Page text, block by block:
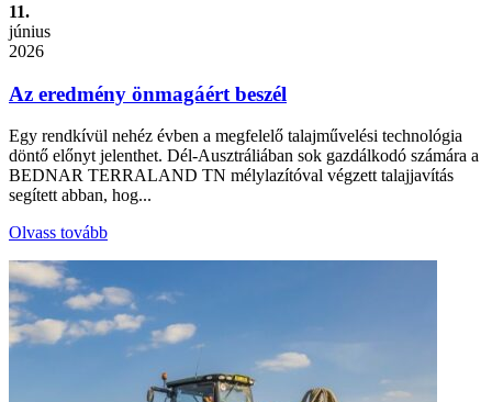
11.
június
2026
Az eredmény önmagáért beszél
Egy rendkívül nehéz évben a megfelelő talajművelési technológia
döntő előnyt jelenthet. Dél-Ausztráliában sok gazdálkodó számára a
BEDNAR TERRALAND TN mélylazítóval végzett talajjavítás
segített abban, hog...
Olvass tovább